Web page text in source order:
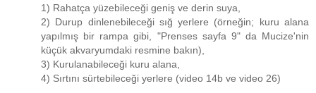
1) Rahatça yüzebileceği geniş ve derin suya,
2) Durup dinlenebileceği sığ yerlere (örneğin; kuru alana
yapılmış bir rampa gibi, "Prenses sayfa 9" da Mucize'nin
küçük akvaryumdaki resmine bakın),
3) Kurulanabileceği kuru alana,
4) Sırtını sürtebileceği yerlere (video 14b ve video 26)